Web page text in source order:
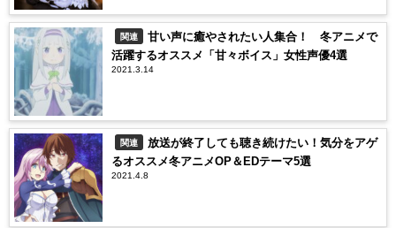
関連
甘い声に癒やされたい人集合！ 冬アニメで
活躍するオススメ「甘々ボイス」女性声優4選
2021.3.14
関連
放送が終了しても聴き続けたい！気分をアゲ
るオススメ冬アニメOP＆EDテーマ5選
2021.4.8